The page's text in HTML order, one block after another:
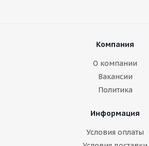
Компания
О компании
Вакансии
Политика
Информация
Условия оплаты